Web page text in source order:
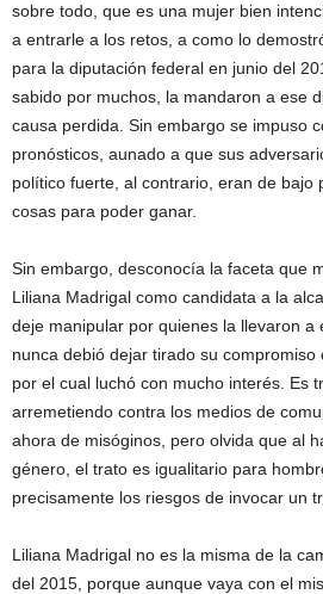
sobre todo, que es una mujer bien
a entrarle a los retos, a como lo
para la diputación federal en junio del
sabido por muchos, la mandaron a ese
causa perdida. Sin embargo se impuso
pronósticos, aunado a que sus
político fuerte, al contrario, eran de bajo
cosas para poder ganar.
Sin embargo, desconocía la faceta que
Liliana Madrigal como candidata a la
deje manipular por quienes la llevaron a
nunca debió dejar tirado su compromiso
por el cual luchó con mucho interés. Es
arremetiendo contra los medios de
ahora de misóginos, pero olvida que al
género, el trato es igualitario para
precisamente los riesgos de invocar un
Liliana Madrigal no es la misma de la
del 2015, porque aunque vaya con el